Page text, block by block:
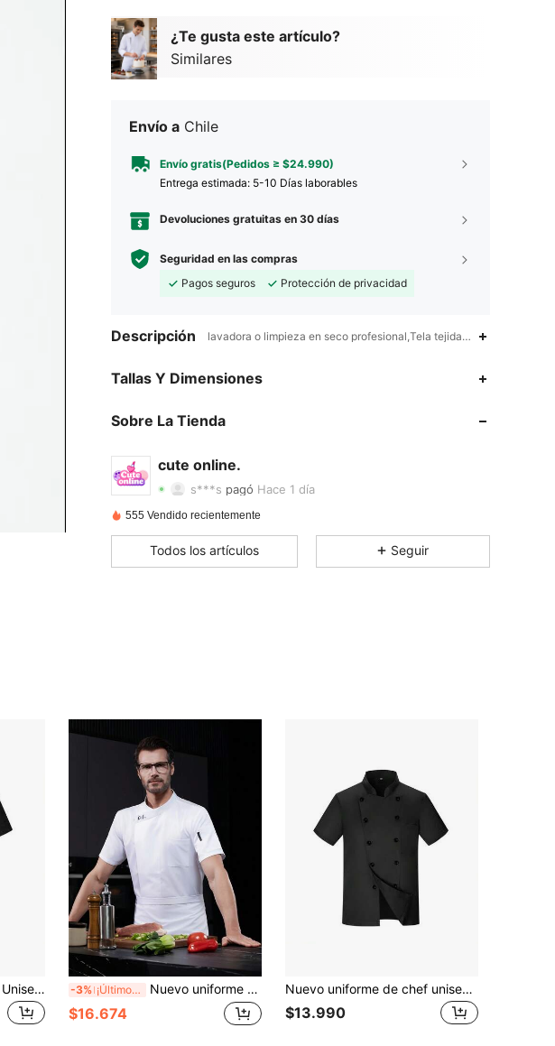
¿Te gusta este artículo?
Similares
Envío a Chile
Envío gratis(Pedidos ≥ $24.990)
Entrega estimada: 5-10 Días laborables
Devoluciones gratuitas en 30 días
Seguridad en las compras
Pagos seguros
Protección de privacidad
Descripción lavadora o limpieza en seco profesional,Tela tejida,Sí
Tallas Y Dimensiones
Sobre La Tienda
cute online.
4,80
s***s pagó Hace 1 día
4,80
4,80
4,80
4,80
555 Vendido recientemente
Todos los artículos Seguir
Nueva Uniforme de Chef Unisex de Manga Corta, unicolor Bordado, Transpirable con Cuello Mao -3% ¡Últimos 3 días Nuevo uniforme de chef personalizado unisex de manga corta, espalda de malla transpirable, diseño elegante en blanco para hotel, restaurante occidental, panadería, cafetería, floristería, restaurante de barbacoa, tienda de comida rápida. Personalizado, elegante, diseño de bolsillo para guardar artículos pequeños, tela suave para la piel, durable
$16.674
Nuevo uniforme de chef unisex de manga corta, de unicolor, con doble botonadura, cuello alto y diseño transpirable
$13.990